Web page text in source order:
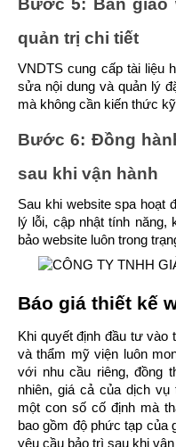
Bước 5: Bàn giao
quản trị chi tiết
VNDTS cung cấp tài liệu
sửa nội dung và quản lý
mà không cần kiến thức
Bước 6: Đồng
sau khi vận hành
Sau khi website spa hoạt
lý lỗi, cập nhật tính
bảo website luôn trong
Báo giá thiết kế
Khi quyết định đầu tư vào
và thẩm mỹ viện luôn
với nhu cầu riêng, đồng
nhiên, giá cả của dịch vụ
một con số cố định mà
bao gồm độ phức tạp của
yêu cầu bảo trì sau khi vận